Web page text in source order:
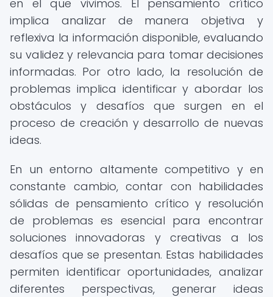
en el que vivimos. El pensamiento crítico
implica analizar de manera objetiva y
reflexiva la información disponible, evaluando
su validez y relevancia para tomar decisiones
informadas. Por otro lado, la resolución de
problemas implica identificar y abordar los
obstáculos y desafíos que surgen en el
proceso de creación y desarrollo de nuevas
ideas.
En un entorno altamente competitivo y en
constante cambio, contar con habilidades
sólidas de pensamiento crítico y resolución
de problemas es esencial para encontrar
soluciones innovadoras y creativas a los
desafíos que se presentan. Estas habilidades
permiten identificar oportunidades, analizar
diferentes perspectivas, generar ideas